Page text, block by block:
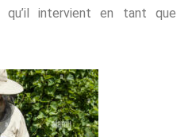
qu’il intervient en tant que